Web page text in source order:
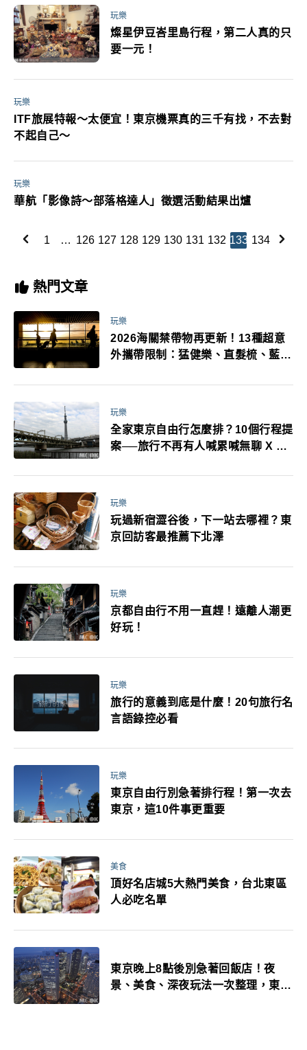
玩樂
燦星伊豆峇里島行程，第二人真的只
要一元！
玩樂
ITF旅展特報～太便宜！東京機票真的三千有找，不去對
不起自己～
玩樂
華航「影像詩～部落格達人」徵選活動結果出爐
1 … 126 127 128 129 130 131 132 133 134
熱門文章
玩樂
2026海關禁帶物再更新！13種超意
外攜帶限制：猛健樂、直髮梳、藍牙
萬！注意事項一次看！
玩樂
全家東京自由行怎麼排？10個行程提
案──旅行不再有人喊累喊無聊 X 爸
玩樂
玩過新宿澀谷後，下一站去哪裡？東
京回訪客最推薦下北澤
玩樂
京都自由行不用一直趕！遠離人潮更
好玩！
玩樂
旅行的意義到底是什麼！20句旅行名
言語錄控必看
玩樂
東京自由行別急著排行程！第一次去
東京，這10件事更重要
美食
頂好名店城5大熱門美食，台北東區
人必吃名單
東京晚上8點後別急著回飯店！夜
景、美食、深夜玩法一次整理，東京